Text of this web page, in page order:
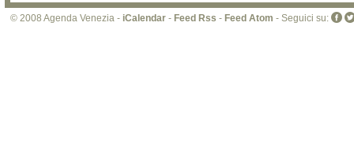
di
sito
© 2008 Agenda Venezia - iCalendar - Feed Rss - Feed Atom - Seguici su: